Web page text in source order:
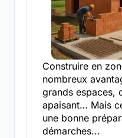
Construire en
nombreux
grands espaces,
apaisant… Mais
une bonne
démarches...